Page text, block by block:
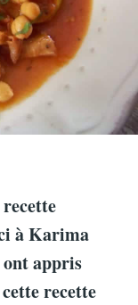
à Karima
appris
recette